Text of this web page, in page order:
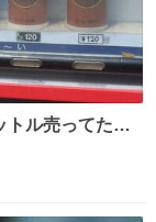
トル売ってたん